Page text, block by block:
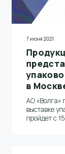
7 июня 2021
в
АО «Волга»
выставке
пройдет с